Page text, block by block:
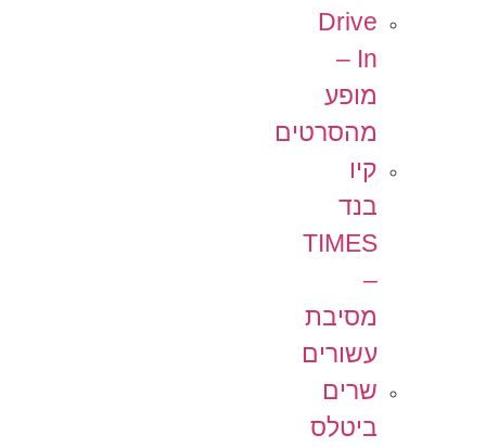
Drive
In –
מופע
מהסרטים
קיו
בנד
TIMES
–
מסיבת
עשורים
שרים
ביטלס